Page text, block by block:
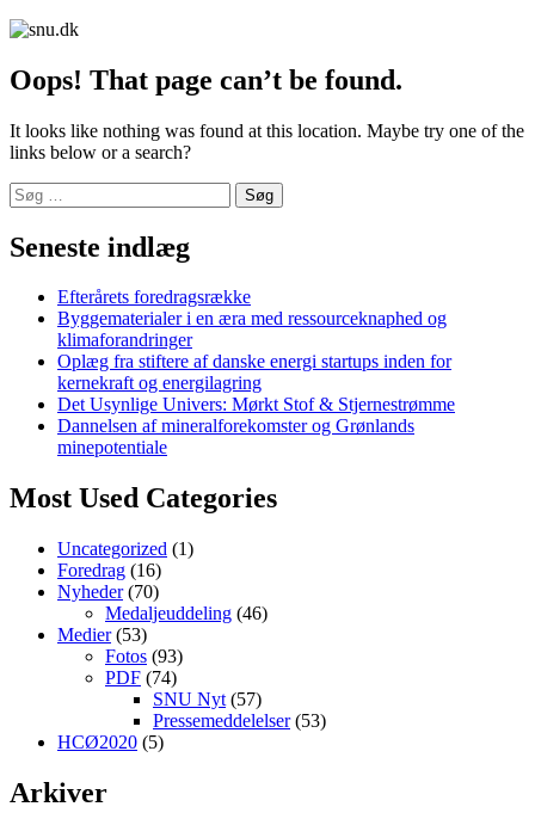
Oops! That page can’t be found.
It looks like nothing was found at this location. Maybe try one of the
links below or a search?
Søg
efter:
Seneste indlæg
Efterårets foredragsrække
Byggematerialer i en æra med ressourceknaphed og
klimaforandringer
Oplæg fra stiftere af danske energi startups inden for
kernekraft og energilagring
Det Usynlige Univers: Mørkt Stof & Stjernestrømme
Dannelsen af mineralforekomster og Grønlands
minepotentiale
Most Used Categories
Uncategorized (1)
Foredrag (16)
Nyheder(70)
Medaljeuddeling (46)
Medier(53)
Fotos (93)
PDF (74)
SNU Nyt (57)
Pressemeddelelser(53)
HCØ2020 (5)
Arkiver